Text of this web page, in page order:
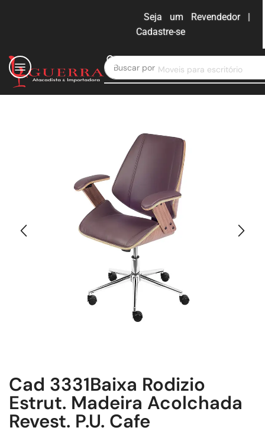
Seja um Revendedor |
Cadastre-se
Buscar por Moveis para escritório
Cad 3331Baixa Rodizio
Estrut. Madeira Acolchada
Revest. P.U. Cafe